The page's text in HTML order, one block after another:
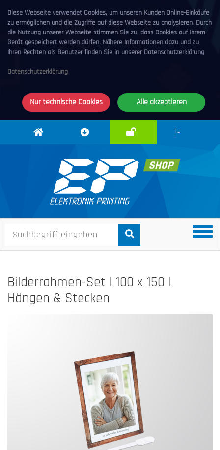
Diese Webseite verwendet Cookies, um unseren Kunden Online-Einkäufe
zu ermöglichen und die Zugriffe auf diese Webseite zu analysieren. Durch
die Nutzung unserer Webseite stimmen Sie zu, dass Cookies auf Ihrem
Gerät gespeichert werden dürfen. Nähere Informationen dazu und zu
Ihren Rechten als Benutzer finden Sie in unserer Datenschutzerklärung
Datenschutzerklärung
Nur technische Cookies Alle akzeptieren
Elektronik
Downloadcenter
Bilderrahmen-Set | 100 x 150 |
Hängen & Stecken